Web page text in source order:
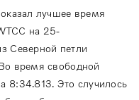
лучшее время
на 25-
Северной петли
время свободной
8:34.813. Это случилось